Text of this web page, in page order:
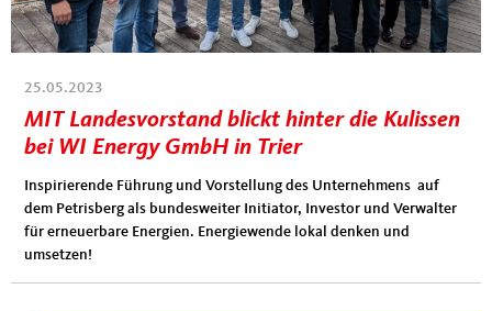
25.05.2023
MIT Landesvorstand blickt hinter die Kulissen
bei WI Energy GmbH in Trier
Inspirierende Führung und Vorstellung des Unternehmens auf
dem Petrisberg als bundesweiter Initiator, Investor und Verwalter
für erneuerbare Energien. Energiewende lokal denken und
umsetzen!